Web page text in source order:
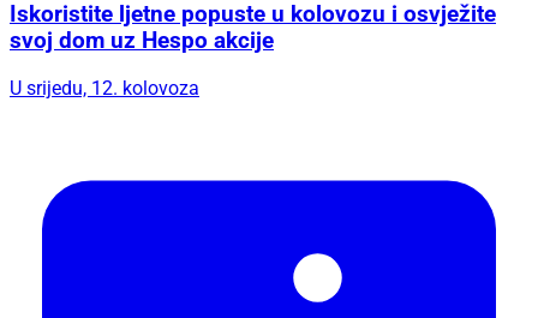
Iskoristite ljetne popuste u kolovozu i osvježite
svoj dom uz Hespo akcije
U srijedu, 12. kolovoza